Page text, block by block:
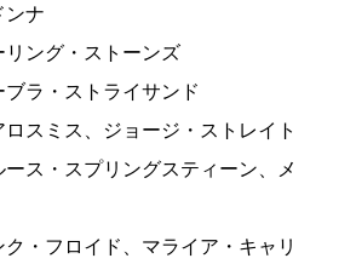
ナ
ング・ストーンズ
ラ・ストライサンド
スミス、ジョージ・ストレイト
ス・スプリングスティーン、メ
・フロイド、マライア・キャリ